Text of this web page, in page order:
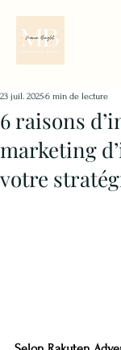
6 raisons
marketing
votre
23 juil. 20256 min de lecture